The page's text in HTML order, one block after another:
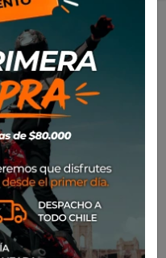
Casco Nolan N80-8